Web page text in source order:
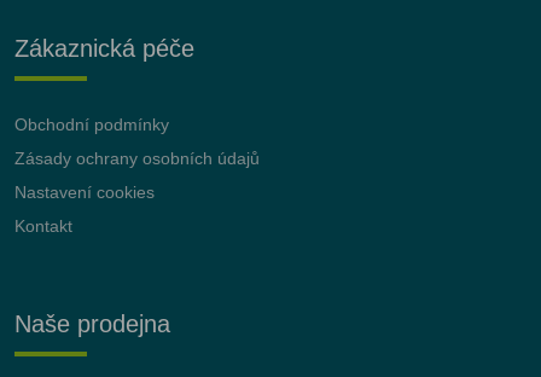
Zákaznická péče
Obchodní podmínky
Zásady ochrany osobních údajů
Nastavení cookies
Kontakt
Naše prodejna